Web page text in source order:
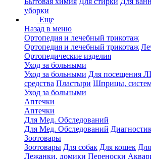
уборки
Еще
Назад в меню
Ортопедия и лечебный трикотаж
Ортопедия и лечебный трикотаж
Ортопедические изделия
Уход за больными
Уход за больными Для посещения
средства Пластыри Шприцы,
Уход за больными
Аптечки
Аптечки
Для Мед. Обследований
Для Мед. Обследований
Зоотовары
Зоотовары Для собак Для кошек
Лежанки, домики Переноски